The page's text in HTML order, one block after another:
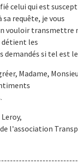
celui qui est
sa requête, je vous
vouloir transmettre
détient les
demandés si tel est le
Madame,
l'association